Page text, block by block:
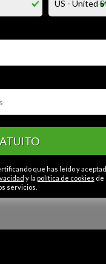
gusta cantar y caminar.
es conocer buena
CATEGORÍAS
Contactos en
que has leído y
y la política de cookies de
servicios.